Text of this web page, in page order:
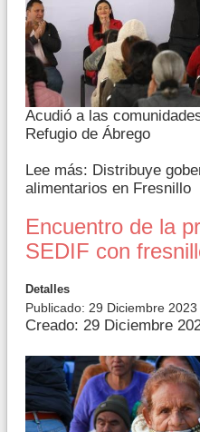
Acudió a las
Refugio de Ábrego
Lee más: Distribuye
alimentarios en Fresnillo
Encuentro de la
SEDIF con
Detalles
Publicado: 29 Diciembre 2023
Creado: 29 Diciembre